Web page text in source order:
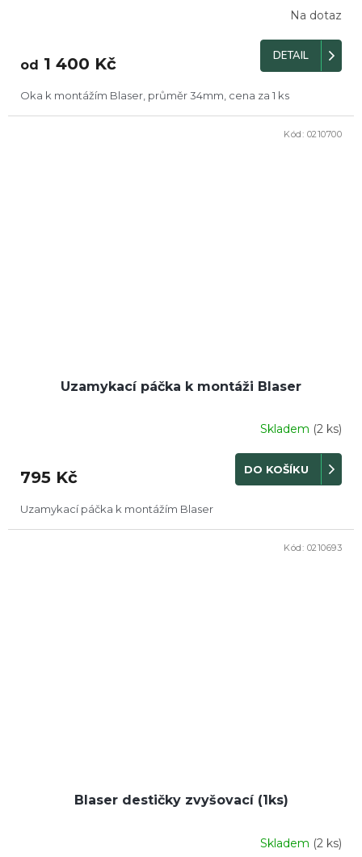
Na dotaz
od 1 400 Kč DETAIL
Oka k montážím Blaser, průměr 34mm, cena za 1 ks
Uzamykací páčka k montáži Blaser
Skladem (2 ks)
795 Kč DO KOŠÍKU
Uzamykací páčka k montážím Blaser
Kód: 0210700
Blaser destičky zvyšovací (1ks)
Skladem (2 ks)
Kód: 0210693